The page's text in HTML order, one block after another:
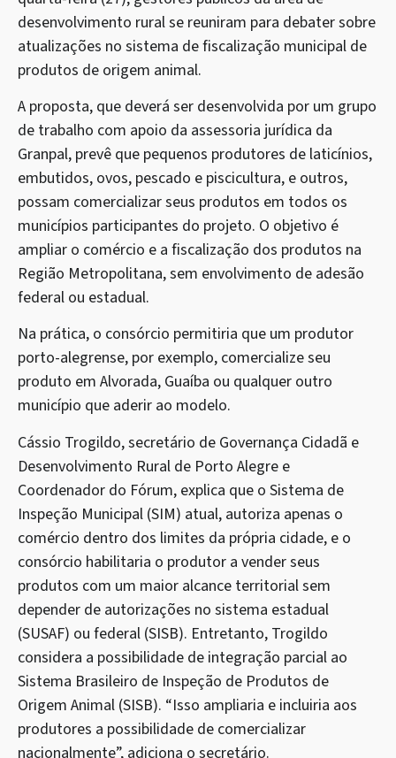
desenvolvimento rural se reuniram para debater sobre
atualizações no sistema de fiscalização municipal de
produtos de origem animal.
A proposta, que deverá ser desenvolvida por um grupo
de trabalho com apoio da assessoria jurídica da
Granpal, prevê que pequenos produtores de laticínios,
embutidos, ovos, pescado e piscicultura, e outros,
possam comercializar seus produtos em todos os
municípios participantes do projeto. O objetivo é
ampliar o comércio e a fiscalização dos produtos na
Região Metropolitana, sem envolvimento de adesão
federal ou estadual.
Na prática, o consórcio permitiria que um produtor
porto-alegrense, por exemplo, comercialize seu
produto em Alvorada, Guaíba ou qualquer outro
município que aderir ao modelo.
Cássio Trogildo, secretário de Governança Cidadã e
Desenvolvimento Rural de Porto Alegre e
Coordenador do Fórum, explica que o Sistema de
Inspeção Municipal (SIM) atual, autoriza apenas o
comércio dentro dos limites da própria cidade, e o
consórcio habilitaria o produtor a vender seus
produtos com um maior alcance territorial sem
depender de autorizações no sistema estadual
(SUSAF) ou federal (SISB). Entretanto, Trogildo
considera a possibilidade de integração parcial ao
Sistema Brasileiro de Inspeção de Produtos de
Origem Animal (SISB). “Isso ampliaria e incluiria aos
produtores a possibilidade de comercializar
nacionalmente”, adiciona o secretário.